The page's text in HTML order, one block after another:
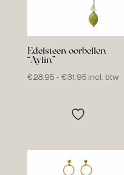
Edelsteen oorbellen
“Aylin”
€28.95 - €31.95Prijsklasse:
incl. btw